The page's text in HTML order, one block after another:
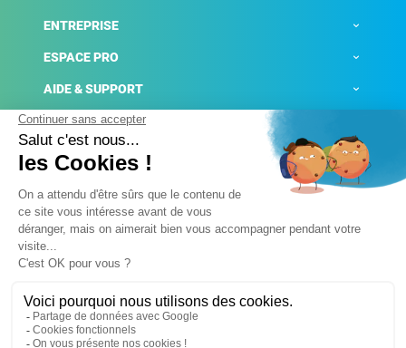
ENTREPRISE
ESPACE PRO
AIDE & SUPPORT
ACTUALITÉS
Mentions légales
Conditions générales de ventes